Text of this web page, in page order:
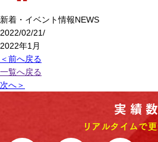
新着・イベント情報NEWS
2022/02/21/
2022年1月
＜前へ戻る
一覧へ戻る
次へ＞